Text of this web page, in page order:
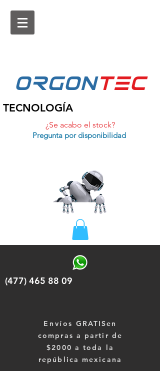
ORGONtEc
TECNOLOGÍA
¿Se acabo el stock?
Pregunta por disponibilidad
(477) 465 88 09
Envíos GRATISen
compras a partir de
$2000 a toda la
república mexicana